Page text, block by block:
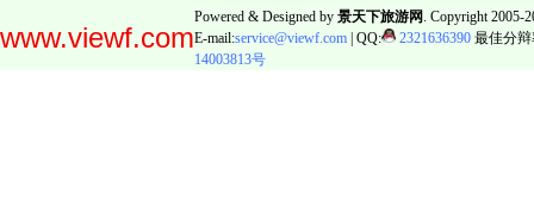
www.viewf.com
Powered & Designed by 景天下旅游网 . Copyright 2005-
E-mail:service@viewf.com | QQ: 2321636390 最佳分
14003813号